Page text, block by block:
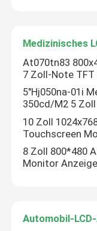
Zeichen-LCD-
E-Tinte-
Medizinisches
At070tn83
7 Zoll-Note TFT
5"Hj050na-01i
350cd/M2 5
10 Zoll
Touchscreen
8 Zoll 800*480
Monitor
Automobil-